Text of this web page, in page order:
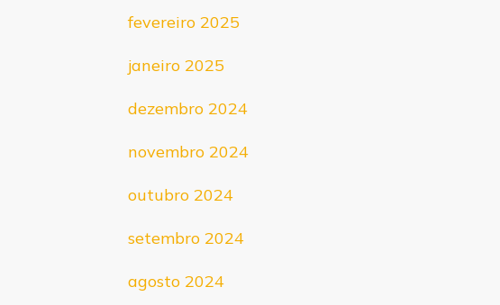
fevereiro 2025
janeiro 2025
dezembro 2024
novembro 2024
outubro 2024
setembro 2024
agosto 2024